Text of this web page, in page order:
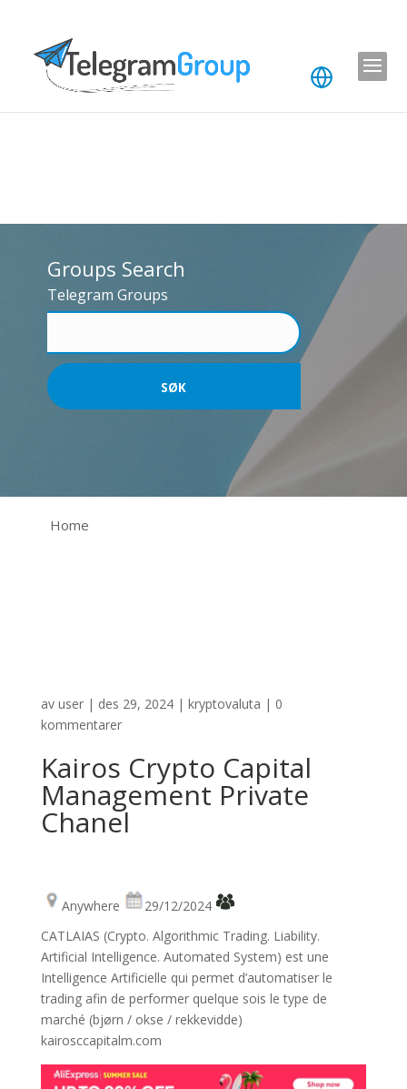
Groups Search
Telegram Groups
Home
av user| des 29, 2024| kryptovaluta | 0
kommentarer
Kairos Crypto Capital
Management Private
Chanel
Anywhere
29/12/2024
CATLAIAS (Crypto. Algorithmic Trading. Liability.
Artificial Intelligence. Automated System) est une
Intelligence Artificielle qui permet d’automatiser le
trading afin de performer quelque sois le type de
marché (bjørn / okse / rekkevidde)
kairosccapitalm.com